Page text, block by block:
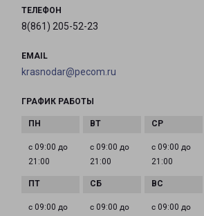
ТЕЛЕФОН
8(861) 205-52-23
EMAIL
krasnodar@pecom.ru
ГРАФИК РАБОТЫ
с 09:00 до
21:00
с 09:00 до
21:00
с 09:00 до
21:00
с 09:00 до
с 09:00 до
с 09:00 до